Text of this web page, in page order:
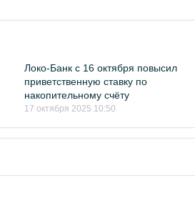
Локо-Банк с 16 октября повысил
приветственную ставку по
накопительному счёту
17 октября 2025 10:50